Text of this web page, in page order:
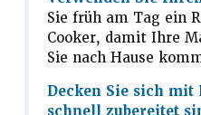
Sie früh am Tag ein
Cooker, damit Ihre
Sie nach Hause
Decken Sie sich
schnell zubereitet